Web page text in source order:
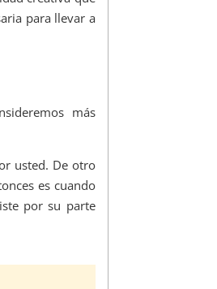
para llevar a
más
usted. De otro
es cuando
por su parte